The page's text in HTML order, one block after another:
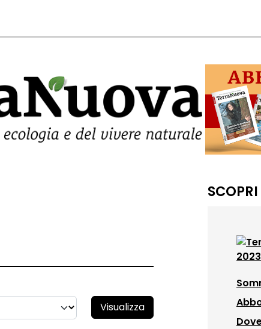
Visualizza